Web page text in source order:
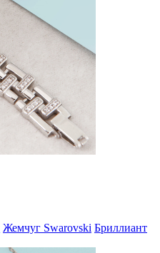
Жемчуг Swarovski Бриллиант